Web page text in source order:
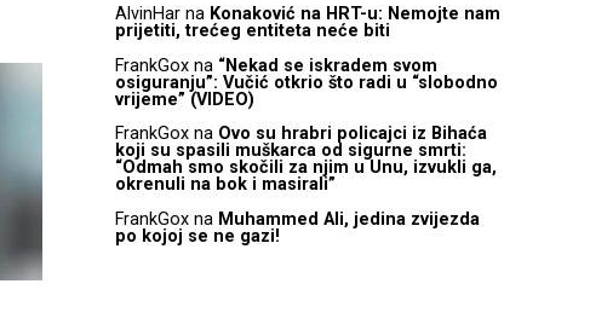
AlvinHar na Konaković na HRT-u: Nemojte nam
prijetiti, trećeg entiteta neće biti
FrankGox na “Nekad se iskradem svom
osiguranju”: Vučić otkrio što radi u “slobodno
vrijeme” (VIDEO)
FrankGox na Ovo su hrabri policajci iz Bihaća
koji su spasili muškarca od sigurne smrti:
“Odmah smo skočili za njim u Unu, izvukli ga,
okrenuli na bok i masirali”
FrankGox na Muhammed Ali, jedina zvijezda
po kojoj se ne gazi!